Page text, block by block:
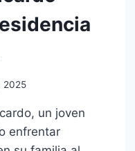
2025
un joven
enfrentar